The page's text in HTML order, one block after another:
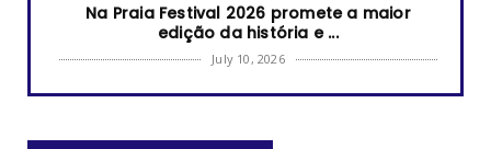
Na Praia Festival 2026 promete a maior
edição da história e ...
July 10, 2026
2026
COM CULTURA, DIPLOM...